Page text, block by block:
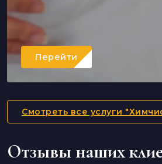
Перейти
Смотреть все услуги
Отзывы наших